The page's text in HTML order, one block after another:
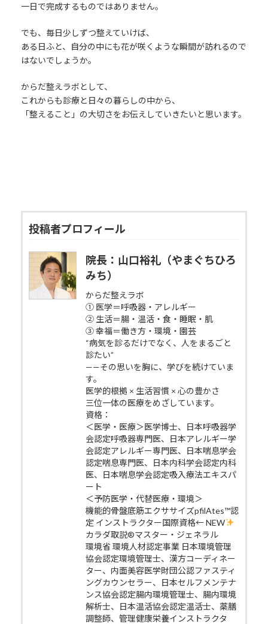
一日で完成するものではありません。
でも、毎日少しずつ整えていけば、
ある日ふと、自分の中にも花が咲くような瞬間が訪れるので
はないでしょうか。
からだ整えラボとして、
これからも診療と日々の暮らしの中から、
「整えること」の大切さをお伝えしていきたいと思います。
投稿者プロフィール
院長：山口裕礼（やまぐちひろ
みち）
からだ整えラボ
① 医学＝呼吸器・アレルギー
② 生活＝腸・温活・食・睡眠・肌
③ 幸福＝働き方・環境・園芸
“病気を診るだけでなく、人をまるごと
診たい”
——その思いを胸に、学びを続けていま
す。
医学的根拠 × 生活習慣 × 心の豊かさ
三位一体の医療をめざしています。
資格：
＜医学・医療＞医学博士、日本呼吸器学
会認定呼吸器専門医、日本アレルギー学
会認定アレルギー専門医、日本喘息学会
認定喘息専門医、日本内科学会認定内科
医、日本喘息学会認定吸入療法エキスパ
ート
＜予防医学・代替医療・環境＞
機能的骨盤底筋エクササイズpfilAtes™認
定 インストラクター国際資格← NEW
カラダ取説®マスター・ジェネラル
環境省 環境人材認定事業 日本環境管理
協会認定環境管理士、漢方コーディネー
ター、内面美容医学財団公認ファスティ
ングカウンセラー、日本セルフメンテナ
ンス協会認定腸内環境管理士、腸内環境
解析士、日本温活協会認定温活士、薬膳
調整師、管理健康栄養インストラクタ